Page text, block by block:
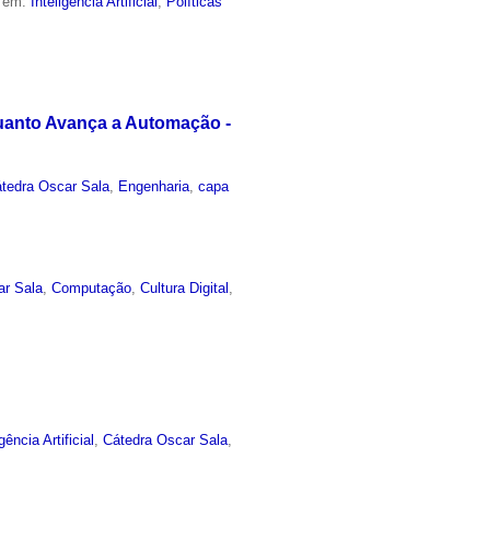
Avança a Automação -
Oscar Sala, Engenharia,capa
Sala,Computação,Cultura Digital ,
Artificial ,Cátedra Oscar Sala